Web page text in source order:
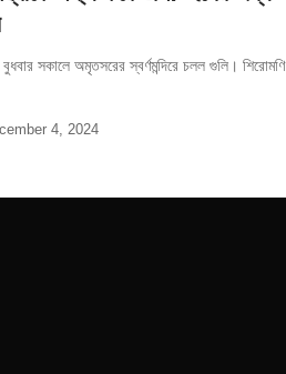
বুধবার সকালে অমৃতসরের স্বর্ণমন্দিরে চলল গুলি। শিরোমণি
4, 2024